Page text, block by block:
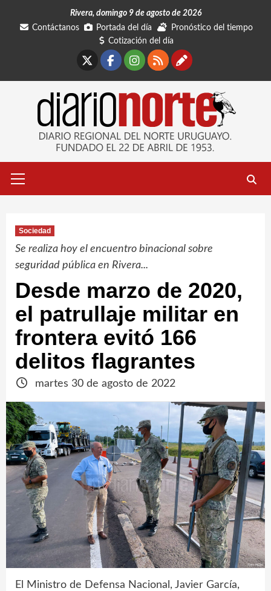
Rivera, domingo 9 de agosto de 2026
Contáctanos
Portada del día
Pronóstico del tiempo
Cotización del día
Facebook
Instagram
RSSContáctanos
primario
Sociedad
Se realiza hoy el encuentro binacional sobre
seguridad pública en Rivera...
Desde marzo de 2020,
el patrullaje militar en
frontera evitó 166
delitos flagrantes
martes 30 de agosto de 2022
El Ministro de Defensa Nacional, Javier García,